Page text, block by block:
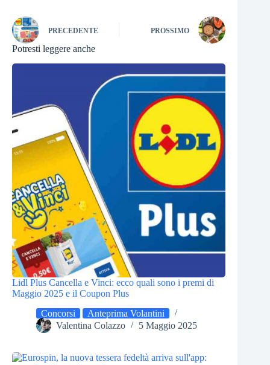
PRECEDENTE PROSSIMO
Potresti leggere anche
Lidl Plus Cancella e Vinci: ecco quali sono i premi di
Maggio 2025 e il Coupon Plus
Concorsi
Anteprima Volantini
Valentina Colazzo
5 Maggio 2025